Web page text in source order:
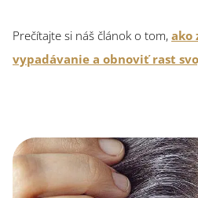
Prečítajte si náš článok o tom, ako
vypadávanie a obnoviť rast